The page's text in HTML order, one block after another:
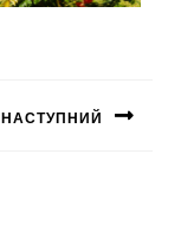
НАСТУПНИЙ